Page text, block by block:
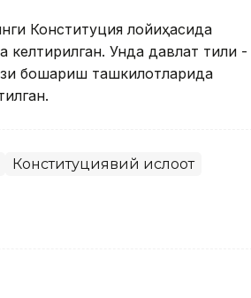
Конституция лойиҳасида
келтирилган. Унда давлат тили -
бошқариш ташкилотларида
Конституциявий ислоҳот